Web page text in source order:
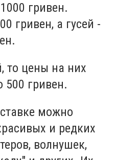
гривен.
гривен, а гусей -
то цены на них
500 гривен.
можно
и редких
волнушек,